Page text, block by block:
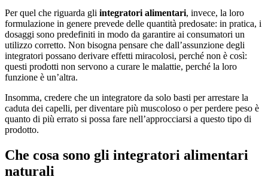
Per quel che riguarda gli integratori alimentari, invece, la loro
formulazione in genere prevede delle quantità predosate: in pratica, i
dosaggi sono predefiniti in modo da garantire ai consumatori un
utilizzo corretto. Non bisogna pensare che dall’assunzione degli
integratori possano derivare effetti miracolosi, perché non è così:
questi prodotti non servono a curare le malattie, perché la loro
funzione è un’altra.
Insomma, credere che un integratore da solo basti per arrestare la
caduta dei capelli, per diventare più muscoloso o per perdere peso è
quanto di più errato si possa fare nell’approcciarsi a questo tipo di
prodotto.
Che cosa sono gli integratori alimentari
naturali